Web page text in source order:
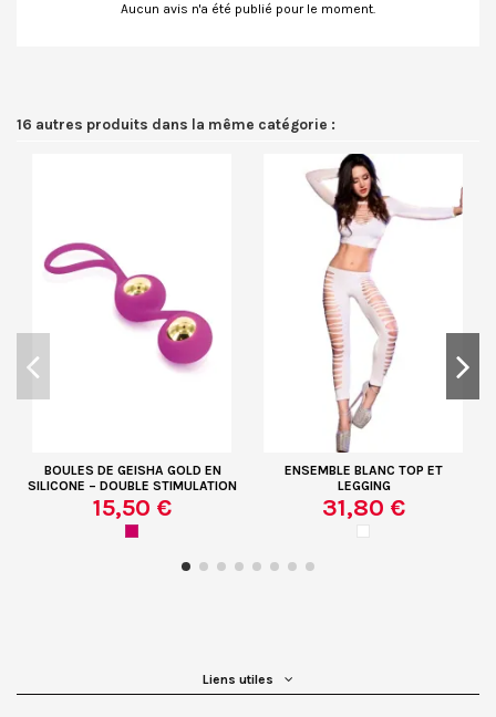
Aucun avis n'a été publié pour le moment.
16 autres produits dans la même catégorie :
BOULES DE GEISHA GOLD EN
SILICONE – DOUBLE STIMULATION
15,50 €
ENSEMBLE BLANC TOP ET
LEGGING
31,80 €
Pack
Liens utiles